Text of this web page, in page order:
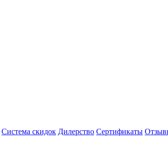
Система скидок Дилерство Сертификаты